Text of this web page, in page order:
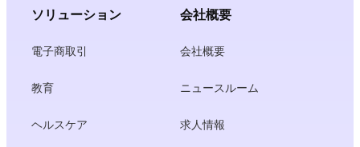
ソリューション
電子商取引
教育
ヘルスケア
会社概要
会社概要
ニュースルーム
求人情報